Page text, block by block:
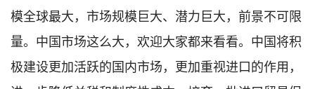
模全球最大，市场规模巨大、潜力巨大，前景不可限
量。中国市场这么大，欢迎大家都来看看。中国将积
极建设更加活跃的国内市场，更加重视进口的作用，